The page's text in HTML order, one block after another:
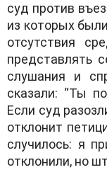
суд против
из которых
отсутствия
представлять
слушания и
сказали: “Ты
Если суд
отклонит
случилось: я
отклонили, но